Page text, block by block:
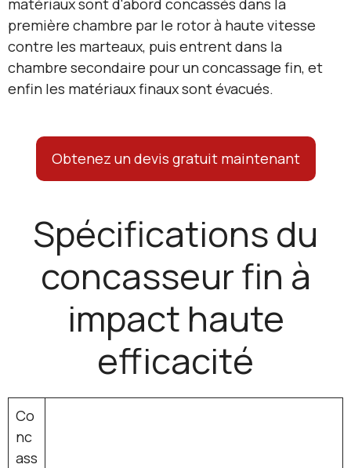
première chambre par le rotor à haute vitesse
contre les marteaux, puis entrent dans la
chambre secondaire pour un concassage fin, et
enfin les matériaux finaux sont évacués.
Obtenez un devis gratuit maintenant
Spécifications du
concasseur fin à
impact haute
efficacité
Co
nc
ass